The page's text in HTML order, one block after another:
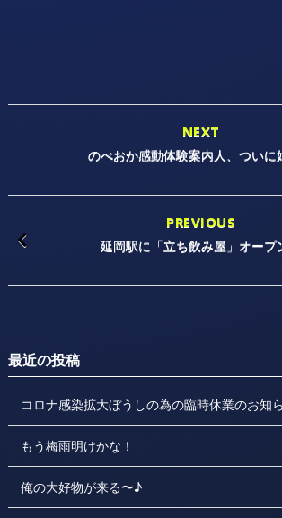
NEXT
のべおか感動体験案内人、ついに
PREVIOUS
延岡駅に「立ち飲み屋」オープ
最近の投稿
コロナ感染拡大ぼうしの為の臨時休業のお知
もう梅雨明けかな！
俺の大好物が来る〜♪